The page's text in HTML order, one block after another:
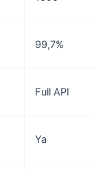
99,7%
Full API
Ya